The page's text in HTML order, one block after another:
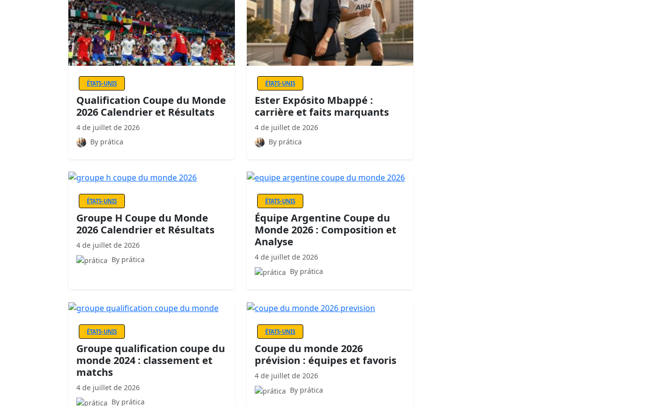
ÉTATS-UNIS
Qualification Coupe du Monde
2026 Calendrier et Résultats
4 de juillet de 2026
By prática
ÉTATS-UNIS
Ester Expósito Mbappé :
carrière et faits marquants
4 de juillet de 2026
By prática
ÉTATS-UNIS
Groupe H Coupe du Monde
2026 Calendrier et Résultats
4 de juillet de 2026
By prática
ÉTATS-UNIS
Équipe Argentine Coupe du
Monde 2026 : Composition et
Analyse
4 de juillet de 2026
By prática
ÉTATS-UNIS
Groupe qualification coupe du
monde 2024 : classement et
matchs
4 de juillet de 2026
By prática
ÉTATS-UNIS
Coupe du monde 2026
prévision : équipes et favoris
4 de juillet de 2026
By prática